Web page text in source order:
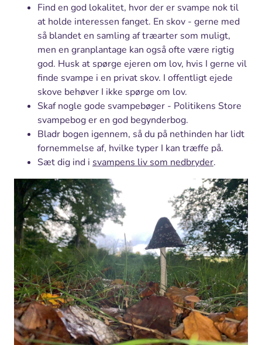
Find en god lokalitet, hvor der er svampe nok til
at holde interessen fanget. En skov - gerne med
så blandet en samling af træarter som muligt,
men en granplantage kan også ofte være rigtig
god. Husk at spørge ejeren om lov, hvis I gerne vil
finde svampe i en privat skov. I offentligt ejede
skove behøver I ikke spørge om lov.
Skaf nogle gode svampebøger - Politikens Store
svampebog er en god begynderbog.
Bladr bogen igennem, så du på nethinden har lidt
fornemmelse af, hvilke typer I kan træffe på.
Sæt dig ind i svampens liv som nedbryder.